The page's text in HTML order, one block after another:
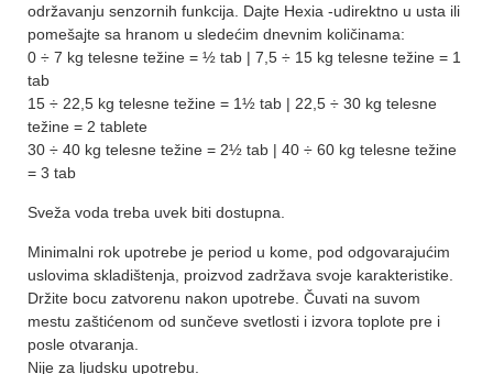
održavanju senzornih funkcija. Dajte Hexia -udirektno u usta ili
pomešajte sa hranom u sledećim dnevnim količinama:
0 ÷ 7 kg telesne težine = ½ tab | 7,5 ÷ 15 kg telesne težine = 1
tab
15 ÷ 22,5 kg telesne težine = 1½ tab | 22,5 ÷ 30 kg telesne
težine = 2 tablete
30 ÷ 40 kg telesne težine = 2½ tab | 40 ÷ 60 kg telesne težine
= 3 tab
Sveža voda treba uvek biti dostupna.
Minimalni rok upotrebe je period u kome, pod odgovarajućim
uslovima skladištenja, proizvod zadržava svoje karakteristike.
Držite bocu zatvorenu nakon upotrebe. Čuvati na suvom
mestu zaštićenom od sunčeve svetlosti i izvora toplote pre i
posle otvaranja.
Nije za ljudsku upotrebu.